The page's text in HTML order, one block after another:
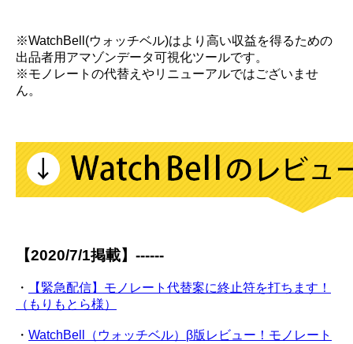
※WatchBell(ウォッチベル)はより高い収益を得るための
出品者用アマゾンデータ可視化ツールです。
※モノレートの代替えやリニューアルではございませ
ん。
【2020/7/1掲載】------
・
【緊急配信】モノレート代替案に終止符を打ちます！
（もりもとら様）
・ WatchBell（ウォッチベル）β版レビュー！モノレート